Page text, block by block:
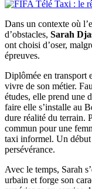
Dans un contexte où
d’obstacles, Sarah
ont choisi d’oser,
épreuves.
Diplômée en transport
vivre de son métier.
études, elle prend une
faire elle s’installe au
dure réalité du terrain.
commun pour une
taxi informel. Un
persévérance.
Avec le temps, Sarah
urbain et forge son